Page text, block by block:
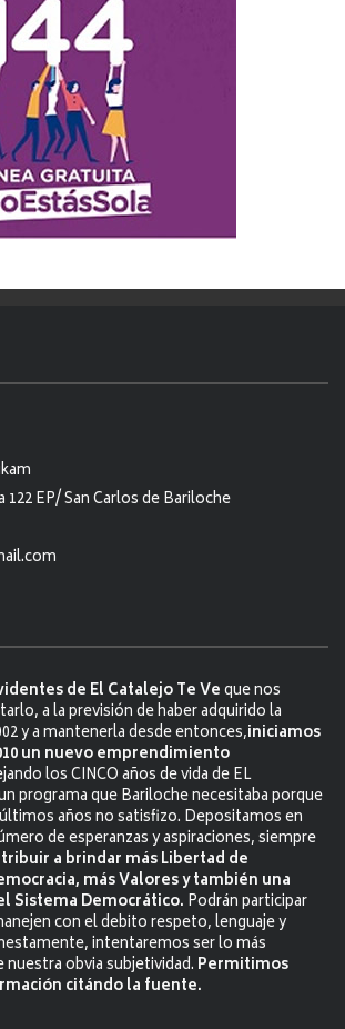
EP/ San Carlos de Bariloche
de El Catalejo Te Veque nos
a la previsión de haber adquirido la
y a mantenerla desde entonces,iniciamos
un nuevo emprendimiento
los CINCO años de vida de EL
programa que Bariloche necesitaba porque
años no satisfizo. Depositamos en
de esperanzas y aspiraciones, siempre
a brindar más Libertad de
más Valores y también una
Sistema Democrático. Podrán participar
con el debito respeto, lenguaje y
intentaremos ser lo más
obvia subjetividad. Permitimos
citándo la fuente.